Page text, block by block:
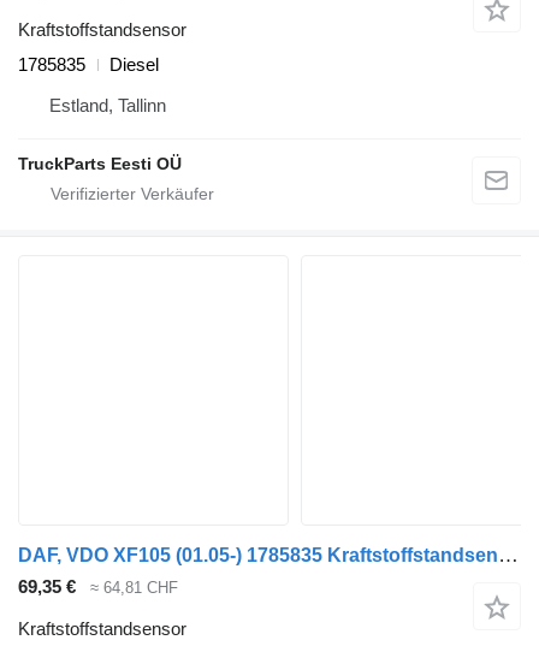
Kraftstoffstandsensor
1785835
Diesel
Estland, Tallinn
TruckParts Eesti OÜ
DAF, VDO XF105 (01.05-) 1785835 Kraftstoffstandsensor für DAF XF95, XF105 (2001-2014) Sattelzugmaschine
69,35 € ≈ 64,81 CHF
Kraftstoffstandsensor